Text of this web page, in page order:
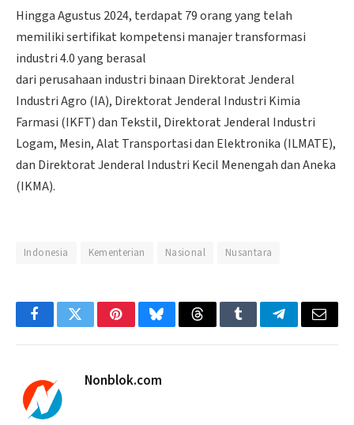
Hingga Agustus 2024, terdapat 79 orang yang telah
memiliki sertifikat kompetensi manajer transformasi
industri 4.0 yang berasal
dari perusahaan industri binaan Direktorat Jenderal
Industri Agro (IA), Direktorat Jenderal Industri Kimia
Farmasi (IKFT) dan Tekstil, Direktorat Jenderal Industri
Logam, Mesin, Alat Transportasi dan Elektronika (ILMATE),
dan Direktorat Jenderal Industri Kecil Menengah dan Aneka
(IKMA).
Indonesia Kementerian Nasional Nusantara
FacebookTwitterPinterestBlueskyThreadsTumblrTelegramEmail
Nonblok.com